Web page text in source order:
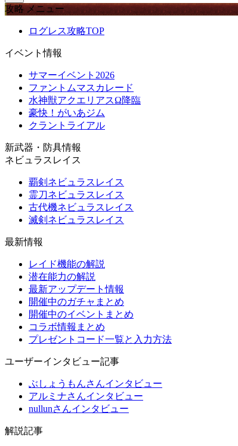
攻略 メニュー
ログレス攻略TOP
イベント情報
サマーイベント2026
ファントムマスカレード
水神獣アクエリアスΩ降臨
豪快！がいあジム
クラントライアル
新武器・防具情報
ネビュラスレイス
覇剣ネビュラスレイス
霊刀ネビュラスレイス
古代機ネビュラスレイス
滅剣ネビュラスレイス
最新情報
レイド機能の解説
潜在能力の解説
最新アップデート情報
開催中のガチャまとめ
開催中のイベントまとめ
コラボ情報まとめ
プレゼントコード一覧と入力方法
ユーザーインタビュー記事
ぶしょうもんさんインタビュー
アルミナさんインタビュー
nullunさんインタビュー
解説記事